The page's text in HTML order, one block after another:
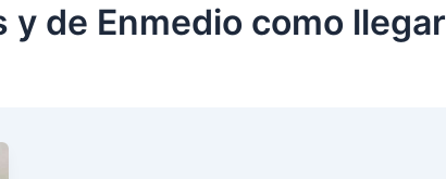
y de Enmedio como llegar